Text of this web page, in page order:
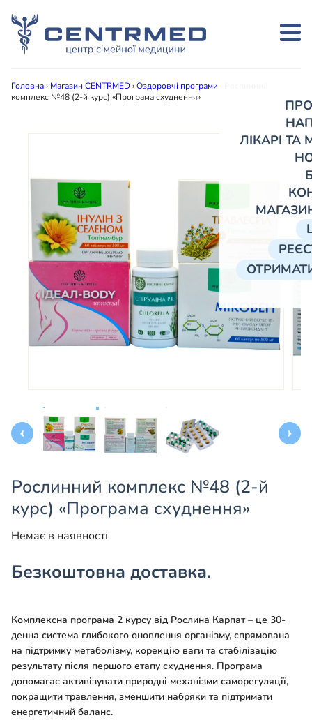
ЛІКАРІ
Головна› Магазин CENTRMED›Оздоровчі програми
комплекс №48 (2-й курс) «Програма схуднення»
Рослинний комплекс №48 (2-й
курс) «Програма схуднення»
Немає в наявності
Безкоштовна доставка.
Комплексна програма 2 курсу від Рослина Карпат – це 30-
денна система глибокого оновлення організму, спрямована
на підтримку метаболізму, корекцію ваги та стабілізацію
результату після першого етапу схуднення. Програма
допомагає активізувати природні механізми саморегуляції,
покращити травлення, зменшити набряки та підтримати
енергетичний баланс.